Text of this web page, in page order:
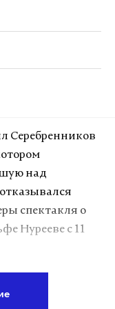
публикации
связи»
– враги,
Русским
приняли к
атаке на
Серебренников
над
спектакля о
Нурееве с 11